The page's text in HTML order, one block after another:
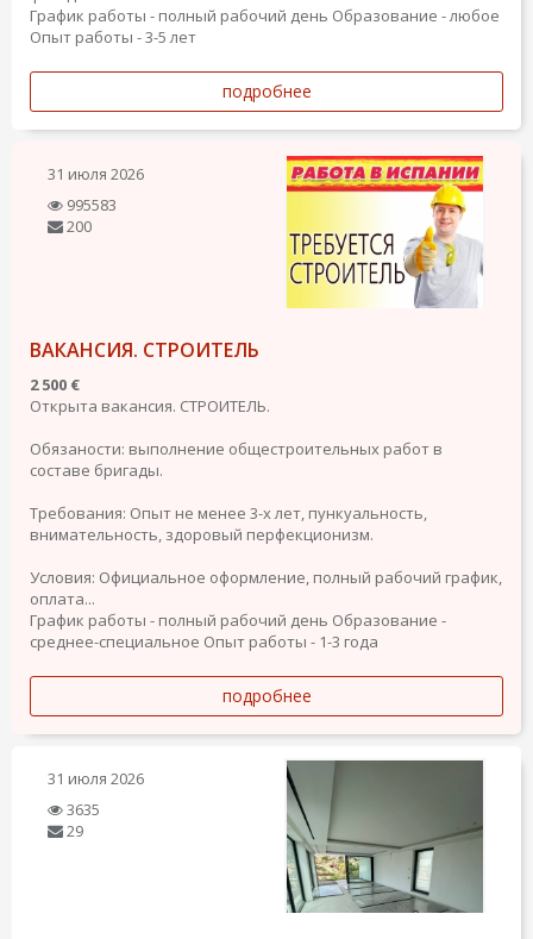
График работы - полный рабочий день Образование - любое
Опыт работы - 3-5 лет
подробнее
31 июля 2026
995583
200
ВАКАНСИЯ. СТРОИТЕЛЬ
2 500 €
Открыта вакансия. СТРОИТЕЛЬ.
Обязаности: выполнение общестроительных работ в
составе бригады.
Требования: Опыт не менее 3-х лет, пункуальность,
внимательность, здоровый перфекционизм.
Условия: Официальное оформление, полный рабочий график,
оплата...
График работы - полный рабочий день Образование -
среднее-специальное Опыт работы - 1-3 года
подробнее
31 июля 2026
3635
29